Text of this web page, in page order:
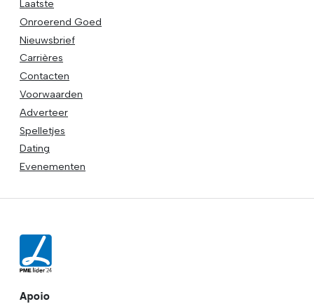
Laatste
Onroerend Goed
Nieuwsbrief
Carrières
Contacten
Voorwaarden
Adverteer
Spelletjes
Dating
Evenementen
Apoio